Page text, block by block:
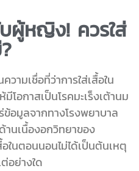
ผู้หญิง! ควรใส่
วามเชื่อที่ว่าการใส่เสื้อใน
โอกาสเป็นโรคมะเร็งเต้านม
อมูลจากทางโรงพยาบาล
นเนื้องอกวิทยาของ
อในตอนนอนไม่ได้เป็นต้นเหตุ
อย่างใด